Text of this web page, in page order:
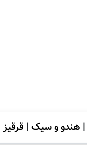
| هندو و سیک| قرقیز